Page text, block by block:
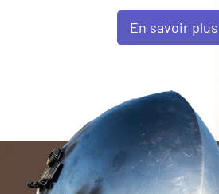
En savoir plus